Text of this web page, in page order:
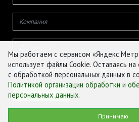
Даю согласие на обработку своих
© ФГБУ «ЦЕНТР АГРОАНАЛИТИКИ», 2026
Мы работаем с сервисом
использует файлы Cookie. Оставаясь
с обработкой персональных данных в
Политикой организации обработки и
персональных данных.
Принимаю